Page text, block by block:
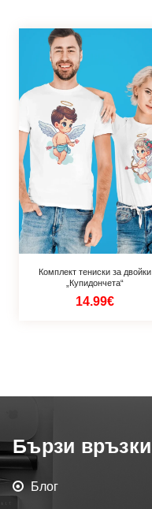
Комплект тениски за двойки
„Купидончета“
14.99€
Бързи връзки
Блог